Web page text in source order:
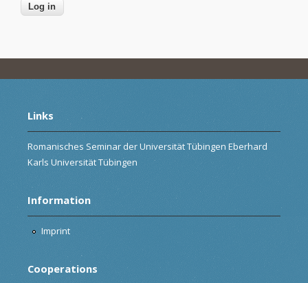
Links
Romanisches Seminar der Universität Tübingen Eberhard
Karls Universität Tübingen
Information
Imprint
Cooperations